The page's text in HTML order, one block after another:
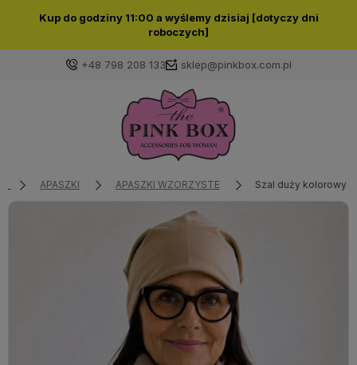
Kup do godziny 11:00 a wyślemy dzisiaj [dotyczy dni
roboczych]
+48 798 208 133 sklep@pinkbox.com.pl
Zaloguj się
Wybierz coś dla siebie z naszej aktualnej oferty lub
zaloguj się, aby przywrócić dodane produkty do listy
z poprzedniej sesji.
APASZKI APASZKI WZORZYSTE Szal duży kolorowy